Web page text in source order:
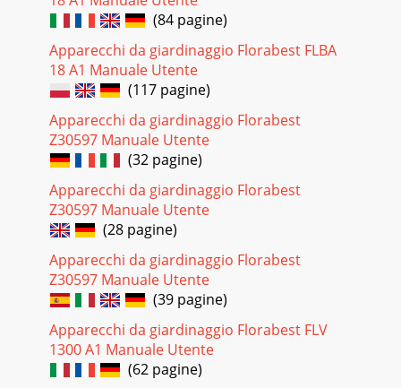
(84 pagine)
Apparecchi da giardinaggio Florabest FLBA
18 A1 Manuale Utente
(117 pagine)
Apparecchi da giardinaggio Florabest
Z30597 Manuale Utente
(32 pagine)
Apparecchi da giardinaggio Florabest
Z30597 Manuale Utente
(28 pagine)
Apparecchi da giardinaggio Florabest
Z30597 Manuale Utente
(39 pagine)
Apparecchi da giardinaggio Florabest FLV
1300 A1 Manuale Utente
(62 pagine)